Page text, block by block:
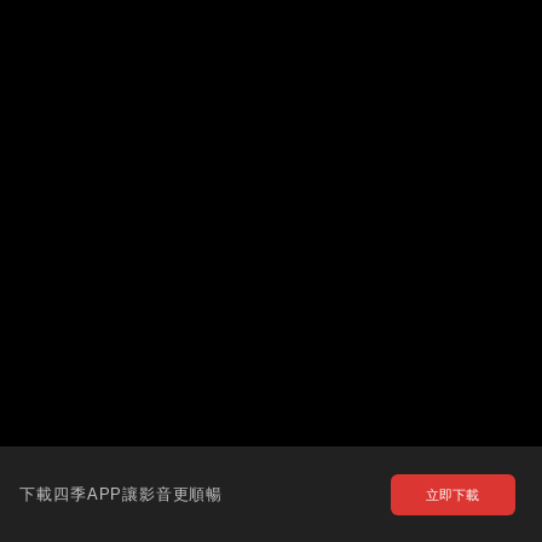
下載四季APP讓影音更順暢 立即下載